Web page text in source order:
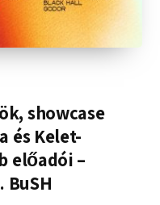
showcase
és Kelet-
előadói –